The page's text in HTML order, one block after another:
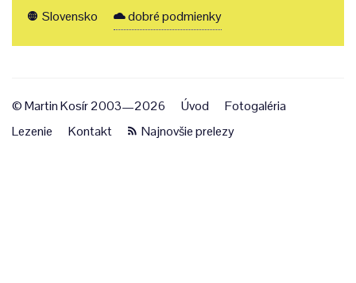
ŠtýlSlovensko
dobré podmienky
© Martin Kosír 2003—2026 Úvod
Fotogaléria
Lezenie
Kontakt Najnovšie prelezy